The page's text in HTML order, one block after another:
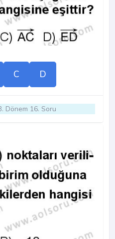
C D
Dönem 16. Soru